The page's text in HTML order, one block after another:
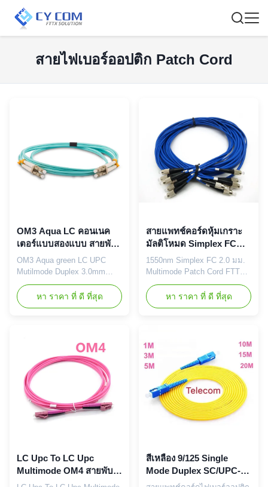
สายไฟเบอร์ออปติก Patch Cord
OM3 Aqua LC คอนเนค
เตอร์แบบสองแบบ สายพับ
ไฟเบอร์ออปติก
OM3 Aqua green LC UPC
Mutilmode Duplex 3.0mm
Fiber Optic Patch Cord
คุณสมบัติ: ราคาแข่งขันได้ การ
สูญเสียการแทรกต่ำ & PDL ติด
และ PM Panda Fiber ตัวเลือก
คอนเนคเตอร์:
FC/SC/LC/ST/MU/E2000/MT-
RJ/MPO/MTP ตัวเลือกการขัด
เงา: PC/UPC/APC คุณส...
หา ราคา ที่ ดี ที่สุด
สายแพทช์คอร์ดหุ้มเกราะ
มัลติโหมด Simplex FC
2.0MM 1550nm
1550nm Simplex FC 2.0 มม.
Multimode Patch Cord FTTH
หุ้มด้วยไฟเบอร์ออปติกแพทช์,
แจ็คเก็ต LSZH สายไฟเบอร์ออ
ปติกแพทช์เป็นสายเคเบิลใยแก้ว
เส้นทางสัญญาณ มันมีตัวเชื่อม
ต่อ
LC/SC/ST/FC/MTP/MU/MPO,
ความยาวและจำนวนไฟเบอร์
สามารถปรับแต่งได้ ลักษณะ
เฉพาะ น้ำห...
หา ราคา ที่ ดี ที่สุด
LC Upc To LC Upc
Multimode OM4 สายพับ
ไฟเบอร์ออปติก 3.0 มม.
สีเหลือง 9/125 Single
Mode Duplex SC/UPC-
SC/UPC สายพับไฟเบอร์